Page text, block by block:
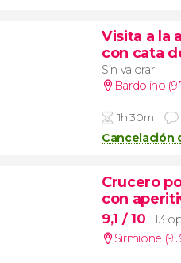
Visita a la
con cata
Sin valorar
Bardolino
1h 30m
Cancelación
Crucero
con
9,1 / 10
13
Sirmione